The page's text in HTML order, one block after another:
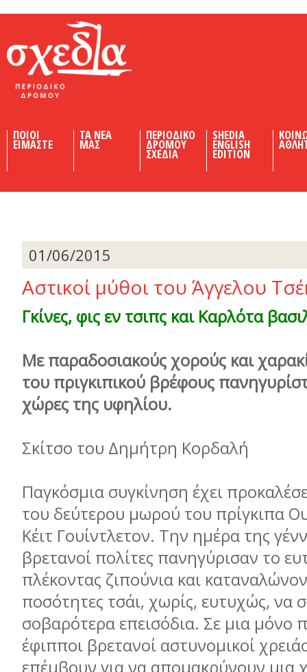
ΠΟΙΟΙ
ΕΙΜΑΣΤΕ
ΤΑ ΝΕΑ
ΜΑΣ
ΠΕΡΙΟΔΙΚΟ
ΔΡΟΜΟΥ
ΣΧΕΔΙΑ
SHEDIA
ENGLISH
EDITION
01/06/2015
Aστικοί µύθοι του Άγγελου
Γκίνες, φις εν τσιπς και Καρλότα
Με παραδοσιακούς χορούς και
του πριγκιπικού βρέφους
χώρες της υφηλίου.
Σκίτσο του Δημήτρη Κορδαλή
Παγκόσµια συγκίνηση έχει
του δεύτερου µωρού του πρίγκιπα
Κέιτ Γουίντλετον. Την ηµέρα της
βρετανοί πολίτες πανηγύρισαν το
πλέκοντας ζιπούνια και
ποσότητες τσάι, χωρίς, ευτυχώς, να
σοβαρότερα επεισόδια. Σε µια µόνο
έφιπποι βρετανοί αστυνοµικοί
επέµβουν για να αποµακρύνουν µια